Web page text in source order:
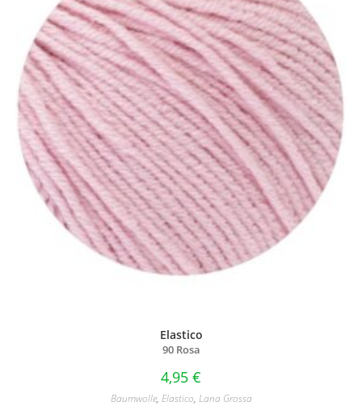
Elastico
90 Rosa
4,95 €
Baumwolle, Elastico, Lana Grossa